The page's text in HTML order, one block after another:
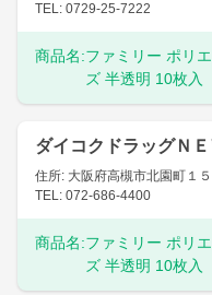
TEL: 0729-25-7222
商品名:ファミリー ポリ
ズ 半透明 10枚入
ダイコクドラッグＮ
住所: 大阪府高槻市北園町１
TEL: 072-686-4400
商品名:ファミリー ポリ
ズ 半透明 10枚入